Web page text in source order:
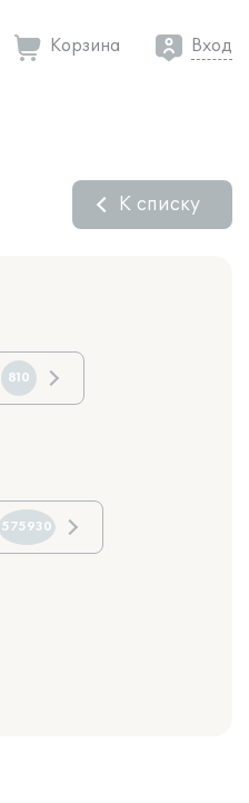
Корзина Вход
К списку
810
575930